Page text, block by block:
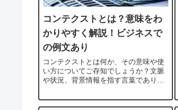
コンテクストとは？意味をわ
かりやすく解説！ビジネスで
の例文あり
コンテクストとは何か、その意味や使
い方についてご存知でしょうか？文脈
や状況、背景情報を指す言葉であり、
において非常に重要な役割を果たして
います。本記事では、コンテクストの